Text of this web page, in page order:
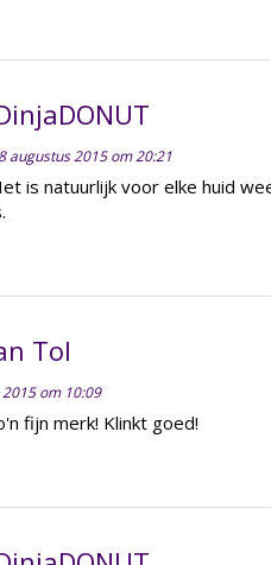
augustus 2015 om 20:21
is natuurlijk voor elke huid
Tol
om 10:09
fijn merk! Klinkt goed!